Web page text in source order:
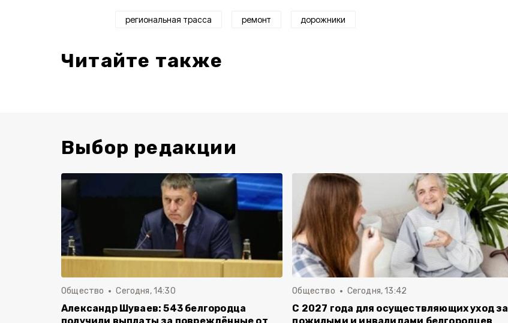
региональная трасса ремонт дорожники
Читайте также
Выбор редакции
Общество Сегодня, 14:30
Александр Шуваев: 543 белгородца
Общество Сегодня, 13:42
С 2027 года для осуществляющих уход за